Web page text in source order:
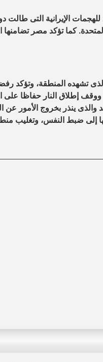
الإيرانية التى طالت
كما تؤكد مصر
تشهده المنطقة، وتؤكد
إطلاق النار حفاظا على
والذى ينذر بخروج الأمور
إلى ضبط النفس، وتغليب